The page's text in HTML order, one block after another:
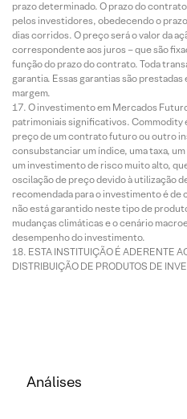
prazo determinado. O prazo do
pelos investidores, obedecendo o
dias corridos. O preço será o valor da
correspondente aos juros – que são
função do prazo do contrato. Toda
garantia. Essas garantias são
margem.
O investimento em Mercados
patrimoniais significativos. Commodity
preço de um contrato futuro ou outro
consubstanciar um índice, uma taxa,
um investimento de risco muito alto,
oscilação de preço devido à utilização
recomendada para o investimento é
não está garantido neste tipo de
mudanças climáticas e o cenário
desempenho do investimento.
ESTA INSTITUIÇÃO É ADERENTE
DISTRIBUIÇÃO DE PRODUTOS DE
Análises